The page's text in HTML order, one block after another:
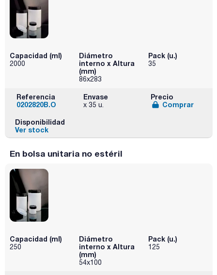
Capacidad (ml)
2000
Diámetro
interno x Altura
(mm)
86x283
Pack (u.)
35
Referencia
0202820B.O
Envase
x 35 u.
Precio
Comprar
Disponibilidad
Ver stock
En bolsa unitaria no estéril
Capacidad (ml)
250
Diámetro
interno x Altura
(mm)
54x100
Pack (u.)
125